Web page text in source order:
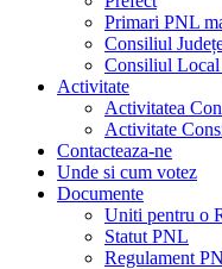
Primari PNL
Consiliul
Consiliul
Activitate
Activitatea
Activitate
Contacteaza-ne
Unde si cum votez
Documente
Uniti pentru o
Statut PNL
Regulament